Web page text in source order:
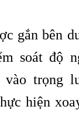
gắn bên
soát độ
trọng
hiện